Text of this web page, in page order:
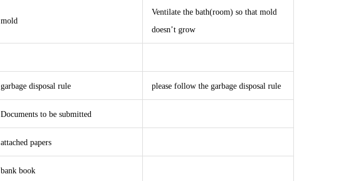
mold
Ventilate the bath(room) so that mold
doesn’t grow
garbage disposal rule please follow the garbage disposal rule
Documents to be submitted
attached papers
bank book